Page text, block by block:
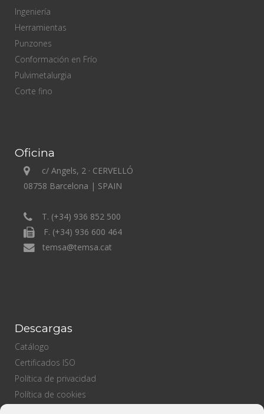
Ingeniería
Herramientas
Punzones
Conformación en Frío
Pulvimetalurgia
Corte fino
Oficina
c/ Angels, 2 · CERVELLÓ
08758 Barcelona | SPAIN
T. (+34) 936 852 500
F. (+34) 936 600 464
temsa@temsa.cat
Descargas
Catálogo
Certificados ISO
Política de privacidad
Política de cookies